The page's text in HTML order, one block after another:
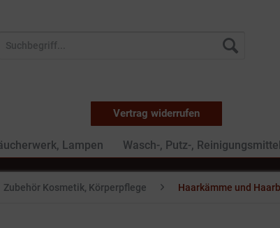
Vertrag widerrufen
Lampen Wasch-, Putz-, Reinigungsmittel
Zubehör Kosmetik, Körperpflege Haarkämme und